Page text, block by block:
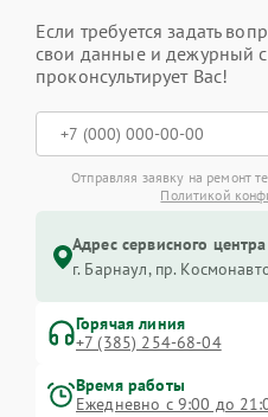
Если требуется задать
свои данные и дежурный
проконсультирует Вас!
Отправляя заявку на ремонт
Политикой
Адрес сервисного
г. Барнаул, ​пр.
Горячая линия
+7 (385) 254-68-04
Время работы
Ежедневно с 9:00 до